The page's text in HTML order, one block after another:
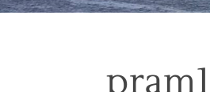
pram1